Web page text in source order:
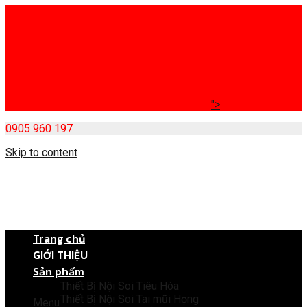
">
0905 960 197
Skip to content
Menu
Trang chủ
GIỚI THIỆU
Sản phẩm
Thiết Bị Nội Soi Tiêu Hóa
Thiết Bị Nội Soi Tai mũi Họng